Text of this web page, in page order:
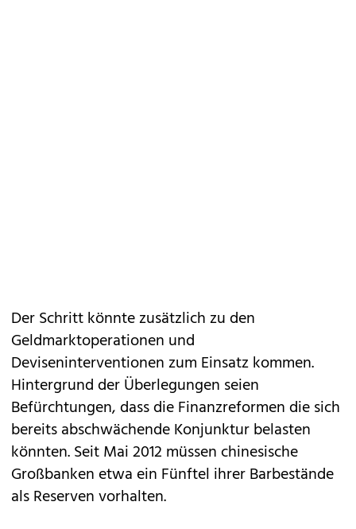
Der Schritt könnte zusätzlich zu den
Geldmarktoperationen und
Deviseninterventionen zum Einsatz kommen.
Hintergrund der Überlegungen seien
Befürchtungen, dass die Finanzreformen die sich
bereits abschwächende Konjunktur belasten
könnten. Seit Mai 2012 müssen chinesische
Großbanken etwa ein Fünftel ihrer Barbestände
als Reserven vorhalten.